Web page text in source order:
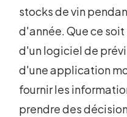
stocks de vin
d'année. Que ce soit
d'un logiciel de
d'une application
fournir les
prendre des